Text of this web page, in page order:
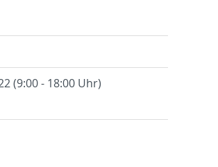
(9:00 - 18:00 Uhr)